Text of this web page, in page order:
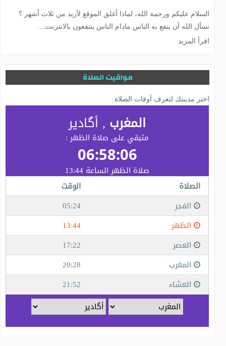
السلام عليكم ورحمة الله، لماذا أغلق الموقع لأزيد من ثلاث أشهر ؟
نسأل الله أن ينفع به الناس مادام الناس ينتفعون بالانترنت....
اقرأ المزيد
مواقيت الصلاة
اختر مدينتك لتعرف أوقات الصلاة.